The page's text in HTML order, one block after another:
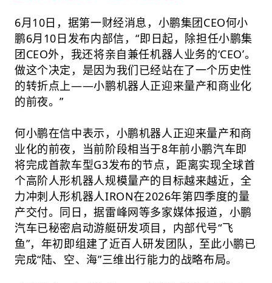
6月10日，据第一财经消息，小鹏集团CEO何小
鹏6月10日发布内部信，“即日起，除担任小鹏集
团CEO外，我还将亲自兼任机器人业务的‘CEO’。
做这个决定，是因为我们已经站在了一个历史性
的转折点上——小鹏机器人正迎来量产和商业化
的前夜。”
何小鹏在信中表示，小鹏机器人正迎来量产和商
业化的前夜，当前阶段相当于8年前小鹏汽车即
将完成首款车型G3发布的节点，距离实现全球首
个高阶人形机器人规模量产的目标越来越近，全
力冲刺人形机器人IRON在2026年第四季度的量
产交付。同日，据雷峰网等多家媒体报道，小鹏
汽车已秘密启动游艇研发项目，内部代号“飞
鱼”，年初即组建了近百人研发团队，至此小鹏已
完成“陆、空、海”三维出行能力的战略布局。